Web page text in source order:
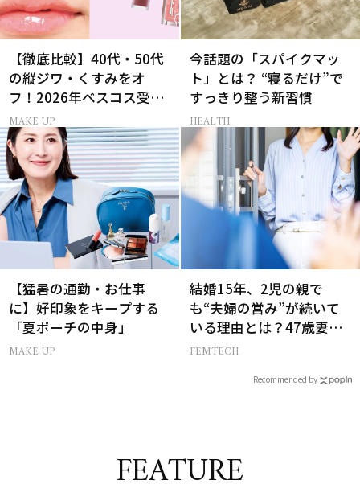
【徹底比較】40代・50代
の縦ジワ・くすみをオ
フ！2026年ベスコス受賞
リキッドルージュ3選
MAKE UP
今話題の「スパイクマッ
ト」とは？ “寝るだけ”で
すっきり整う新習慣
HEALTH
【猛暑の通勤・お仕事
に】好印象をキープする
「夏ポーチの中身」
MAKE UP
結婚15年、2児の親で
も“夫婦の営み”が続いて
いる理由とは？47歳妻が
実践する【レスにならな
FEMTECH
Recommended by
FEATURE